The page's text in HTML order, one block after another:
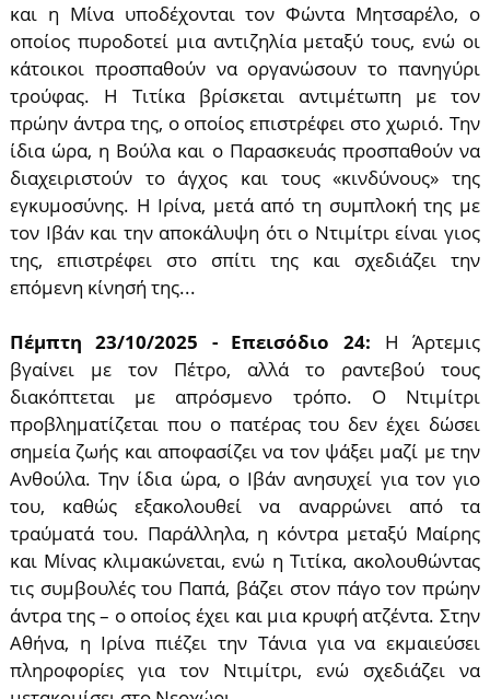
και η Μίνα υποδέχονται τον Φώντα Μητσαρέλο, ο
οποίος πυροδοτεί μια αντιζηλία μεταξύ τους, ενώ οι
κάτοικοι προσπαθούν να οργανώσουν το πανηγύρι
τρούφας. Η Τιτίκα βρίσκεται αντιμέτωπη με τον
πρώην άντρα της, ο οποίος επιστρέφει στο χωριό. Την
ίδια ώρα, η Βούλα και ο Παρασκευάς προσπαθούν να
διαχειριστούν το άγχος και τους «κινδύνους» της
εγκυμοσύνης. Η Ιρίνα, μετά από τη συμπλοκή της με
τον Ιβάν και την αποκάλυψη ότι ο Ντιμίτρι είναι γιος
της, επιστρέφει στο σπίτι της και σχεδιάζει την
επόμενη κίνησή της...
Πέμπτη 23/10/2025 - Επεισόδιο 24: Η Άρτεμις
βγαίνει με τον Πέτρο, αλλά το ραντεβού τους
διακόπτεται με απρόσμενο τρόπο. Ο Ντιμίτρι
προβληματίζεται που ο πατέρας του δεν έχει δώσει
σημεία ζωής και αποφασίζει να τον ψάξει μαζί με την
Ανθούλα. Την ίδια ώρα, ο Ιβάν ανησυχεί για τον γιο
του, καθώς εξακολουθεί να αναρρώνει από τα
τραύματά του. Παράλληλα, η κόντρα μεταξύ Μαίρης
και Μίνας κλιμακώνεται, ενώ η Τιτίκα, ακολουθώντας
τις συμβουλές του Παπά, βάζει στον πάγο τον πρώην
άντρα της – ο οποίος έχει και μια κρυφή ατζέντα. Στην
Αθήνα, η Ιρίνα πιέζει την Τάνια για να εκμαιεύσει
πληροφορίες για τον Ντιμίτρι, ενώ σχεδιάζει να